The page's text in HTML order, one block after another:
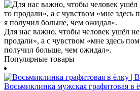
Для нас важно, чтобы человек ушёл
продали», а с чувством «мне здесь
получил больше, чем ожидал».
Популярные товары
Восьмиклинка мужская графитовая в